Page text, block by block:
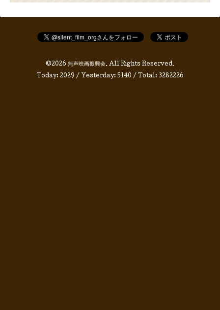
©2026 無声映画振興会. All Rights Reserved.
Today: 2029 / Yesterday: 5140 / Total: 3282226